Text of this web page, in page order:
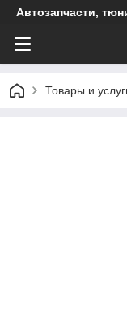
Автозапчасти,
Товары и